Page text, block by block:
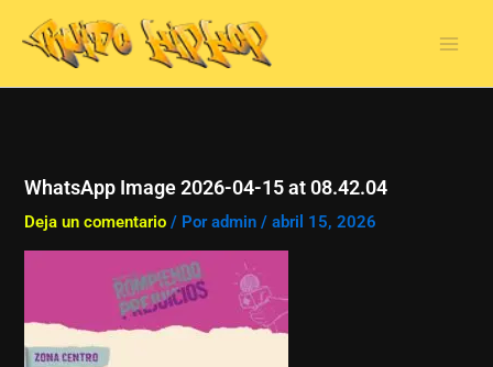
contenido
WhatsApp Image 2026-04-15 at 08.42.04
Deja un comentario / Poradmin/abril 15, 2026